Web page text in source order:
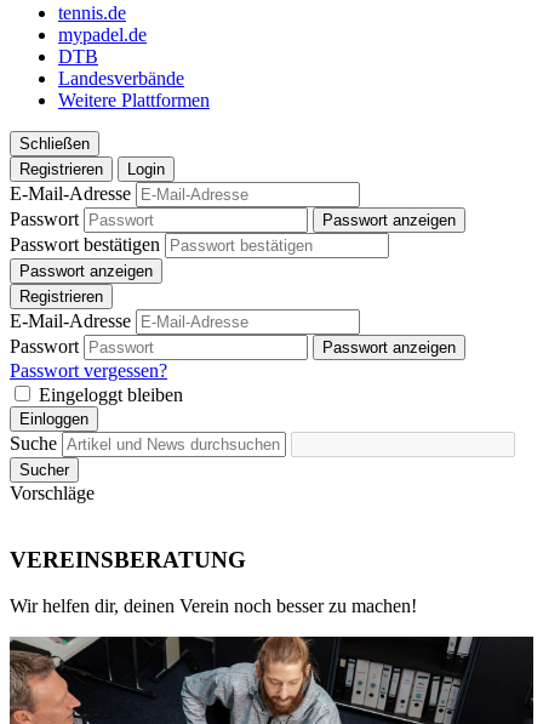
tennis.de
mypadel.de
DTB
Landesverbände
Weitere Plattformen
Schließen
Registrieren
Login
E-Mail-Adresse
Passwort
Passwort anzeigen
Passwort bestätigen
Passwort anzeigen
Registrieren
E-Mail-Adresse
Passwort
Passwort anzeigen
Passwort vergessen?
Eingeloggt bleiben
Einloggen
Suche
Sucher
Vorschläge
VEREINSBERATUNG
Wir helfen dir, deinen Verein noch besser zu machen!